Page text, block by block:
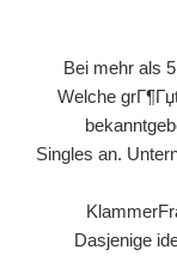
Bei mehr als
Welche
Singles an.
Dasjenige